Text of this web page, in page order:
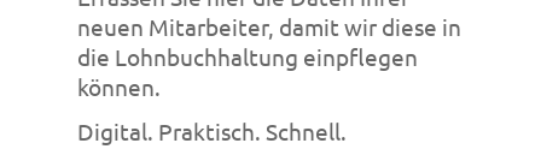
neuen Mitarbeiter, damit wir diese in
die Lohnbuchhaltung einpflegen
können.
Digital. Praktisch. Schnell.